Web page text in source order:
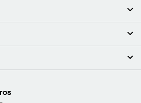
de compra?